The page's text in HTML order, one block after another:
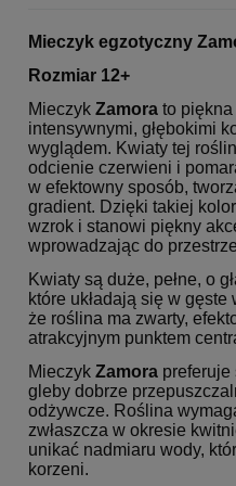
Mieczyk egzotyczny
Rozmiar 12+
Mieczyk Zamora to
intensywnymi, głębokimi
wyglądem. Kwiaty tej
odcienie czerwieni i
w efektowny sposób,
gradient. Dzięki takiej
wzrok i stanowi piękny
wprowadzając do
Kwiaty są duże, pełne, o
które układają się w gęste
że roślina ma zwarty,
atrakcyjnym punktem
Mieczyk Zamora preferuje
gleby dobrze
odżywcze. Roślina
zwłaszcza w okresie
unikać nadmiaru wody,
korzeni.